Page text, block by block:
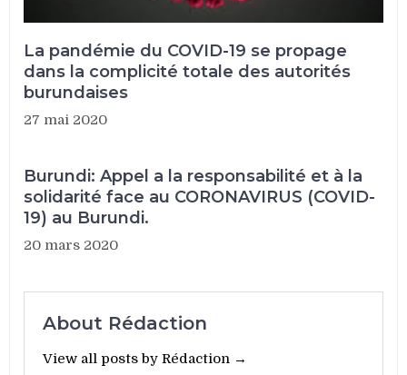
La pandémie du COVID-19 se propage
dans la complicité totale des autorités
burundaises
27 mai 2020
Burundi: Appel a la responsabilité et à la
solidarité face au CORONAVIRUS (COVID-
19) au Burundi.
20 mars 2020
About Rédaction
View all posts by Rédaction →